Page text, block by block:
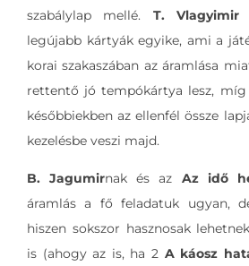
szabálylap mellé. T. Vlagyimir
legújabb kártyák egyike, ami a
korai szakaszában az áramlása
rettentő jó tempókártya lesz, míg
későbbiekben az ellenfél össze
kezelésbe veszi majd.
B. Jagumirnak és az Az idő
áramlás a fő feladatuk ugyan,
hiszen sokszor hasznosak
is (ahogy az is, ha 2 A káosz